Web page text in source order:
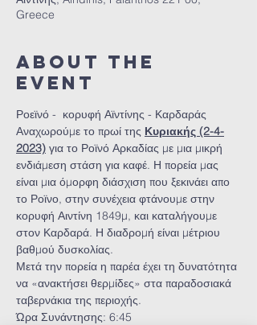
Greece
About the
event
Ροεϊνό -  κορυφή Αϊντίνης - Καρδαράς
Αναχωρούμε το πρωί της Κυριακής (2-4-
2023) για το Ροϊνό Αρκαδίας με μια μικρή
ενδιάμεση στάση για καφέ. Η πορεία μας
είναι μια όμορφη διάσχιση που ξεκινάει απο
το Ροϊνο, στην συνέχεια φτάνουμε στην
κορυφή Αιντίνη 1849μ, και καταλήγουμε
στον Καρδαρά. Η διαδρομή είναι μέτριου
βαθμού δυσκολίας.
Μετά την πορεία η παρέα έχει τη δυνατότητα
να «ανακτήσει θερμίδες» στα παραδοσιακά
ταβερνάκια της περιοχής.
Ώρα Συνάντησης: 6:45